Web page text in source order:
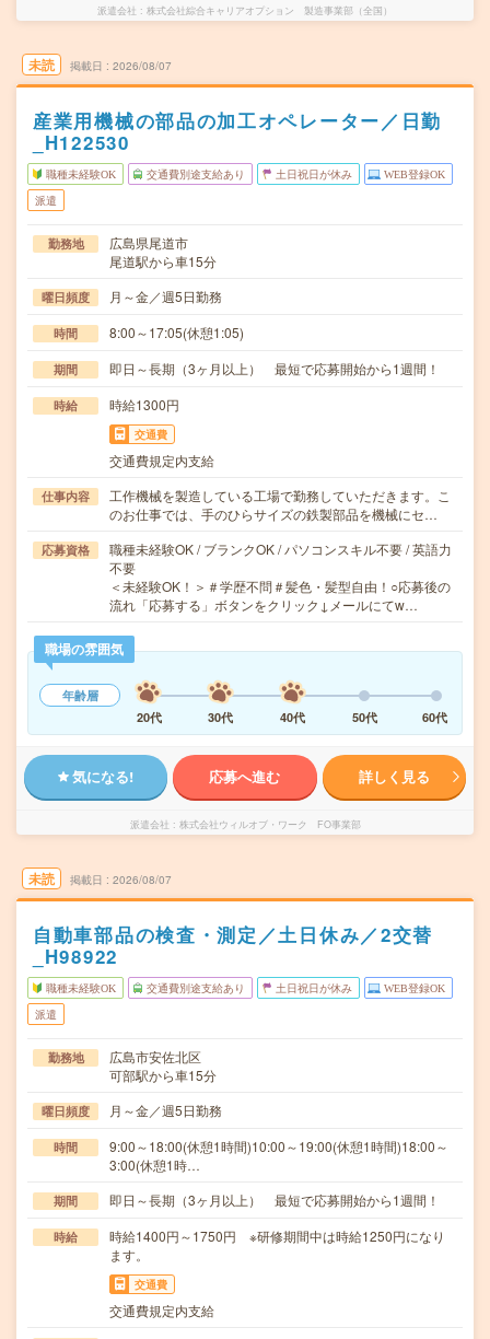
派遣会社 株式会社綜合キャリアオプション 製造事業部（全国）
未読 掲載日 2026/08/07
産業用機械の部品の加工オペレーター／日勤
_H122530
職種未経験OK 交通費別途支給あり 土日祝日が休み WEB登録OK
派遣
勤務地
広島県尾道市
尾道駅から車15分
曜日頻度 月～金／週5日勤務
時間 8:00～17:05(休憩1:05)
期間 即日～長期（3ヶ月以上） 最短で応募開始から1週間！
時給 時給1300円
交通費
交通費規定内支給
仕事内容
工作機械を製造している工場で勤務していただきます。こ
のお仕事では、手のひらサイズの鉄製部品を機械にセ…
応募資格
職種未経験OK / ブランクOK / パソコンスキル不要 / 英語力
不要
＜未経験OK！＞＃学歴不問＃髪色・髪型自由！○応募後の
流れ「応募する」ボタンをクリック↓メールにてw…
職場の雰囲気
年齢層
20代
30代 40代 50代 60代
気になる! 応募へ進む 詳しく見る
派遣会社 株式会社ウィルオブ・ワーク FO事業部
未読 掲載日 2026/08/07
自動車部品の検査・測定／土日休み／2交替
_H98922
職種未経験OK 交通費別途支給あり 土日祝日が休み WEB登録OK
派遣
勤務地
広島市安佐北区
可部駅から車15分
曜日頻度 月～金／週5日勤務
時間
9:00～18:00(休憩1時間)10:00～19:00(休憩1時間)18:00～
3:00(休憩1時…
期間 即日～長期（3ヶ月以上） 最短で応募開始から1週間！
時給
時給1400円～1750円 ※研修期間中は時給1250円になり
ます。
交通費
交通費規定内支給